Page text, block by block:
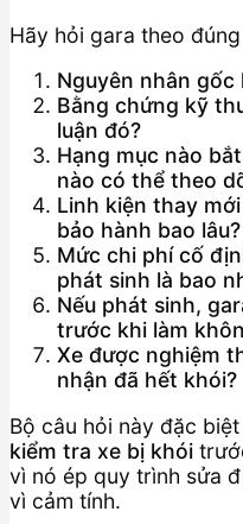
Hãy hỏi gara theo
Nguyên nhân
Bằng chứng kỹ
luận đó?
Hạng mục nào
nào có thể theo
Linh kiện thay
bảo hành bao lâu?
Mức chi phí cố
phát sinh là bao
Nếu phát sinh,
trước khi làm
Xe được nghiệm
nhận đã hết khói?
Bộ câu hỏi này đặc
kiểm tra xe bị khói
vì nó ép quy trình sửa
vì cảm tính.